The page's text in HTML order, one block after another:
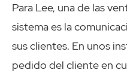
Para Lee, una de las
sistema es la
sus clientes. En unos
pedido del cliente en